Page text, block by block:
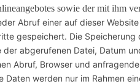
sowie der mit ihm
Abruf einer auf dieser
gespeichert. Die
abgerufenen Datei, Datum
Abruf, Browser und
werden nur im Rahmen